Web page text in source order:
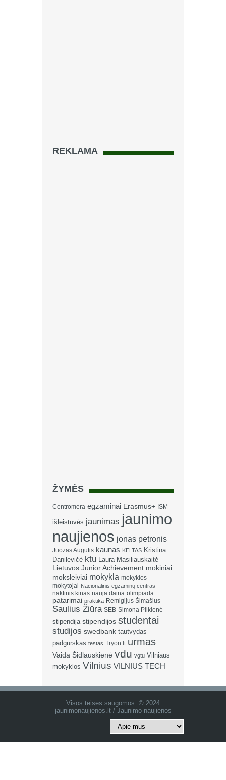
REKLAMA
ŽYMĖS
Centromera egzaminai Erasmus+ ISM
išleistuvės jaunimas jaunimo
naujienos jonas petronis
Juozas Augutis kaunas KELTAS Kristina
Danilevičė ktu Laura Masiliauskaitė
Lietuvos Junior Achievement mokiniai
moksleiviai mokykla mokyklos
mokytojai Nacionalinis egzaminų centras
naktinis kinas nauja daina olimpiada
patarimai praktika Remigijus Šimašius
Saulius Žiūra SEB Simona Pilkienė
stipendija stipendijos studentai
studijos swedbank tautvydas
padgurskas testas Tryon.lt urmas
Vaida Šidlauskienė vdu vgtu Vilniaus
mokyklos Vilnius VILNIUS TECH
Visos teisės saugomos. © 2024
jaunimonaujienos.lt / Jaunimo naujienos